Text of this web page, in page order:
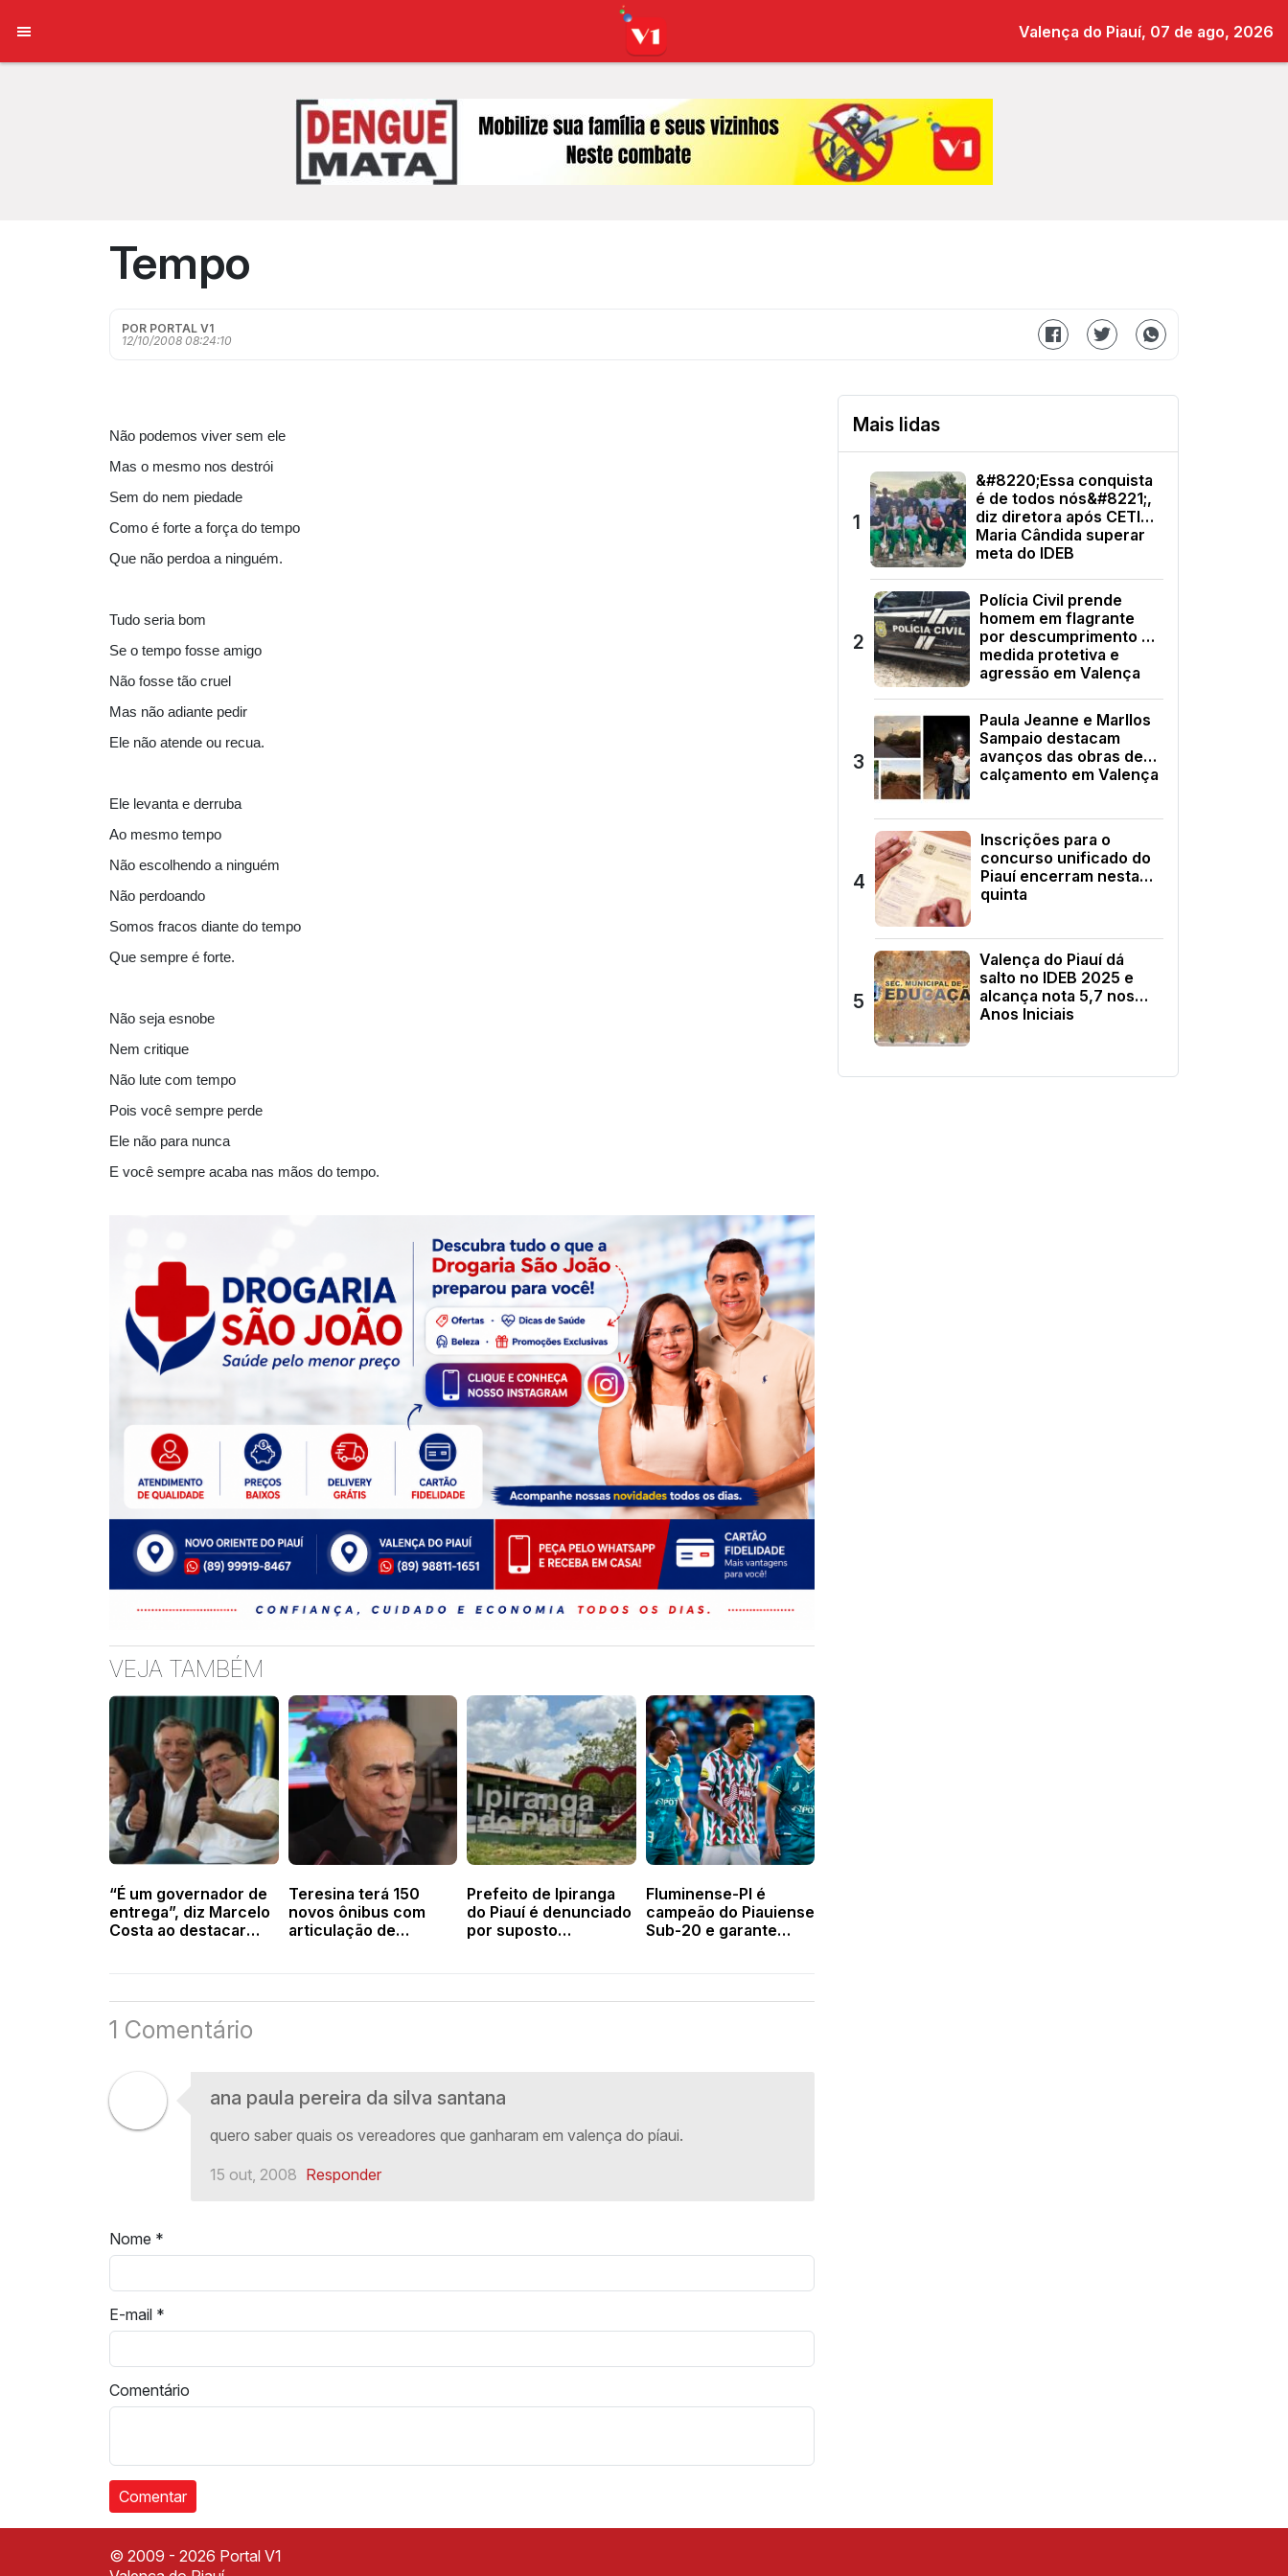
Valença do Piauí, 07 de ago, 2026
Tempo
POR PORTAL V1
12/10/2008 08:24:10
Não podemos viver sem ele
Mas o mesmo nos destrói
Sem do nem piedade
Como é forte a força do tempo
Que não perdoa a ninguém.
Tudo seria bom
Se o tempo fosse amigo
Não fosse tão cruel
Mas não adiante pedir
Ele não atende ou recua.
Ele levanta e derruba
Ao mesmo tempo
Não escolhendo a ninguém
Não perdoando
Somos fracos diante do tempo
Que sempre é forte.
Não seja esnobe
Nem critique
Não lute com tempo
Pois você sempre perde
Ele não para nunca
E você sempre acaba nas mãos do tempo.
VEJA TAMBÉM
“É um governador de
entrega”, diz Marcelo
Costa ao destacar
Teresina terá 150
novos ônibus com
articulação de
Prefeito de Ipiranga
do Piauí é denunciado
por suposto
Fluminense-PI é
campeão do Piauiense
Sub-20 e garante
1 Comentário
ana paula pereira da silva santana
quero saber quais os vereadores que ganharam em valença do píaui.
15 out, 2008 Responder
Nome *
E-mail *
Comentário
Mais lidas
1
&#8220;Essa conquista
é de todos nós&#8221;,
diz diretora após CETI
Maria Cândida superar
meta do IDEB
2
Polícia Civil prende
homem em flagrante
por descumprimento de
medida protetiva e
agressão em Valença
3
Paula Jeanne e Marllos
Sampaio destacam
avanços das obras de
calçamento em Valença
4
Inscrições para o
concurso unificado do
Piauí encerram nesta
quinta
5
Valença do Piauí dá
salto no IDEB 2025 e
alcança nota 5,7 nos
Anos Iniciais
© 2009 - 2026 Portal V1